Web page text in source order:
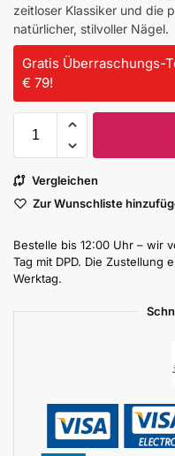
zeitloser Klassiker und die
natürlicher, stilvoller Nägel.
Gratis Überraschungs-
€ 79!
Vergleichen
Zur Wunschliste
Bestelle bis 12:00 Uhr – wir
Tag mit DPD. Die Zustellung
Werktag.